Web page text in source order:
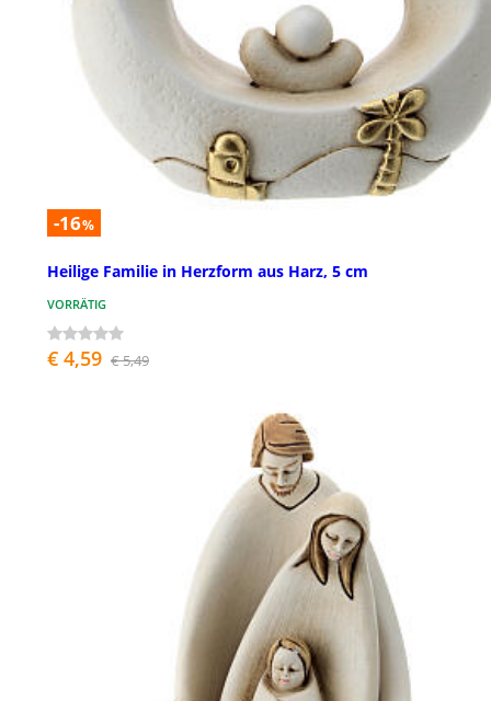
-16%
Heilige Familie in Herzform aus Harz, 5 cm
VORRÄTIG
€ 4,59 € 5,49